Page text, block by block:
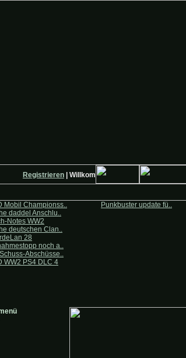
Registrieren| Willkommen auf Deutsche-Krieger.de
Mobil Championss..
daddel Anschlu..
Notes WW2
deutschen Clan..
28
noch a..
Abschüsse..
WW2 PS4 DLC 4
Punkbuster update fü..